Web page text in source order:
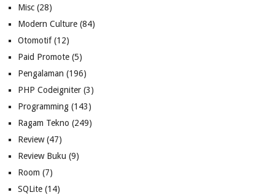
Misc(28)
Modern Culture(84)
Otomotif(12)
Paid Promote(5)
Pengalaman (196)
PHP Codeigniter(3)
Programming(143)
Ragam Tekno (249)
Review(47)
Review Buku (9)
Room (7)
SQLite(14)